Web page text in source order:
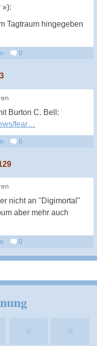
»):
Tagtraum hingegeben
0
Burton C. Bell:
fear…
0
nicht an "Digimortal"
aber mehr auch
0